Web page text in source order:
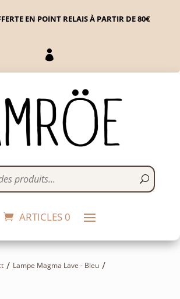
EN POINT RELAIS À PARTIR DE 80€

ARTICLES 0
Lampe Magma Lave - Bleu
Jasmin, Palo Santo,
27,90 €